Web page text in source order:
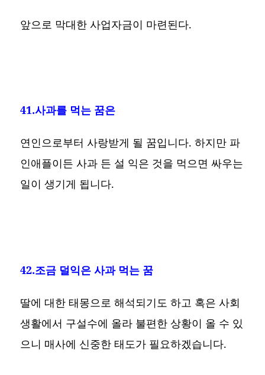
앞으로 막대한 사업자금이 마련된다.
41.사과를 먹는 꿈은
연인으로부터 사랑받게 될 꿈입니다. 하지만 파
인애플이든 사과 든 설 익은 것을 먹으면 싸우는
일이 생기게 됩니다.
42.조금 덜익은 사과 먹는 꿈
딸에 대한 태몽으로 해석되기도 하고 혹은 사회
생활에서 구설수에 올라 불편한 상황이 올 수 있
으니 매사에 신중한 태도가 필요하겠습니다.